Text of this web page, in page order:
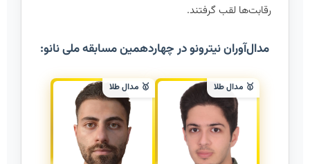
رقابت‌ها لقب گرفتند.
مدال‌آوران نیترونو در چهاردهمین مسابقه ملی نانو:
🥇 مدال طلا 🥇 مدال طلا